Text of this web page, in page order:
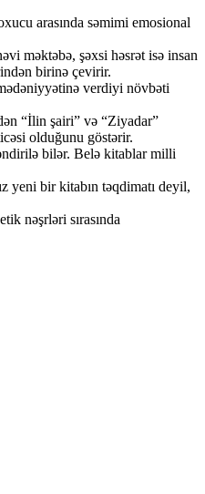
arasında səmimi emosional
məktəbə, şəxsi həsrət isə insan
birinə çevirir.
verdiyi növbəti
“İlin şairi” və “Ziyadar”
olduğunu göstərir.
bilər. Belə kitablar milli
yeni bir kitabın təqdimatı deyil,
nəşrləri sırasında